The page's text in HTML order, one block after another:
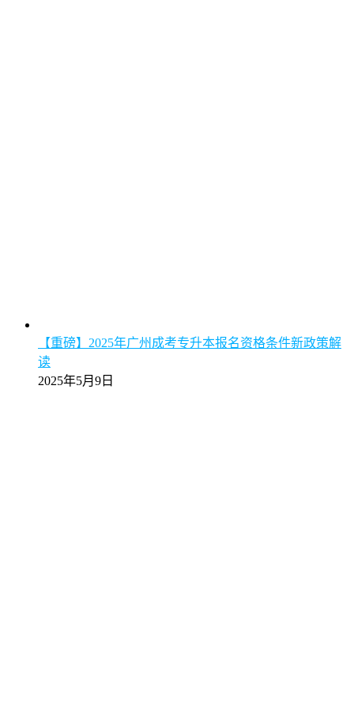
【重磅】2025年广州成考专升本报名资格条件新政策解
读
2025年5月9日